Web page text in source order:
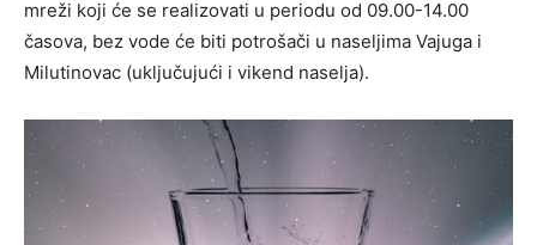
mreži koji će se realizovati u periodu od 09.00-14.00
časova, bez vode će biti potrošači u naseljima Vajuga i
Milutinovac (uključujući i vikend naselja).